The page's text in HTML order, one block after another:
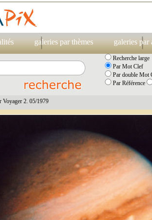
galeries par thèmes galeries par
Recherche large
Par Mot Clef
Par double Mot
Par Référence
Voyager 2. 05/1979